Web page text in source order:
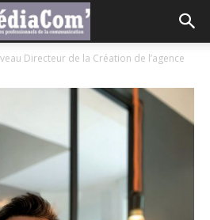
Directeur de la Création de l’agence